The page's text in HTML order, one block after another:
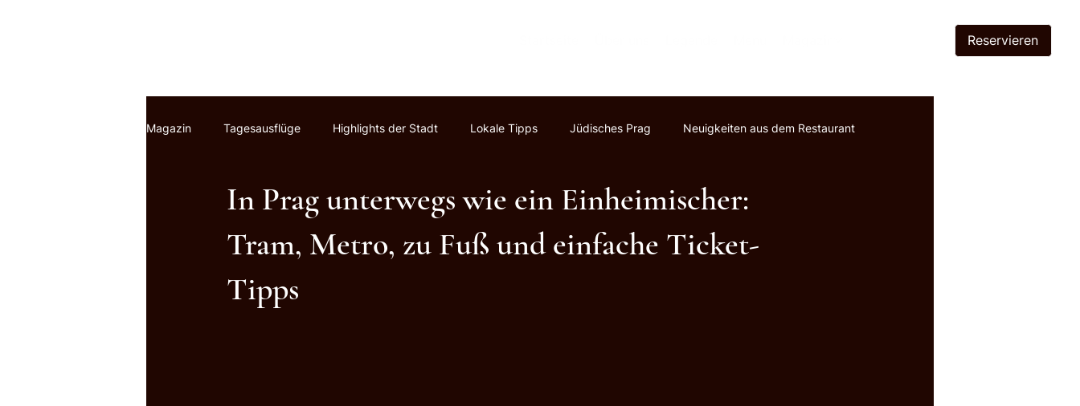
Reservieren
Magazin Tagesausflüge Highlights der Stadt Lokale Tipps Jüdisches Prag Neuigkeiten aus dem Restaurant
In Prag unterwegs wie ein Einheimischer:
Tram, Metro, zu Fuß und einfache Ticket-
Tipps